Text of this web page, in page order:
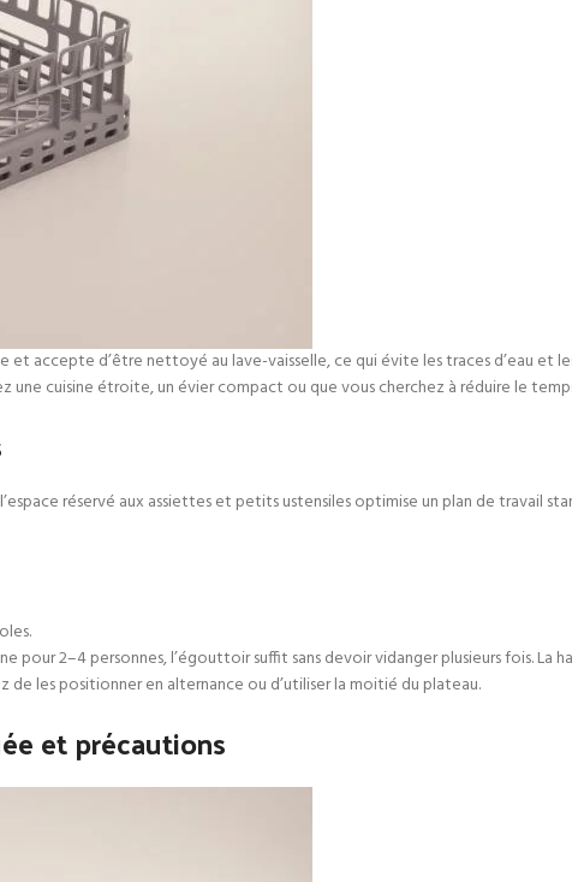
accepte d’être nettoyé au lave-vaisselle, ce qui évite les traces d’eau et
une cuisine étroite, un évier compact ou que vous cherchez à réduire le
réservé aux assiettes et petits ustensiles optimise un plan de travail
pour 2–4 personnes, l’égouttoir suffit sans devoir vidanger plusieurs fois.
de les positionner en alternance ou d’utiliser la moitié du plateau.
et précautions